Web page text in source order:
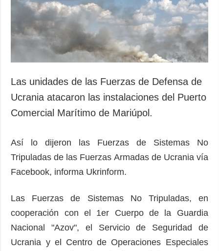
Sociedad y
Cultura
Deportes
Crimen
Desastres y
datos personales
ADICIONAL
Podcasts
Entrevistas
Fotos
Video
SERVICIOS
Suscripción
Las unidades de las Fuerzas de Defensa de
Ucrania atacaron las instalaciones del Puerto
Comercial Marítimo de Mariúpol.
Así lo dijeron las Fuerzas de Sistemas No
Tripuladas de las Fuerzas Armadas de Ucrania vía
Facebook, informa Ukrinform.
Las Fuerzas de Sistemas No Tripuladas, en
cooperación con el 1er Cuerpo de la Guardia
Nacional "Azov", el Servicio de Seguridad de
Ucrania y el Centro de Operaciones Especiales